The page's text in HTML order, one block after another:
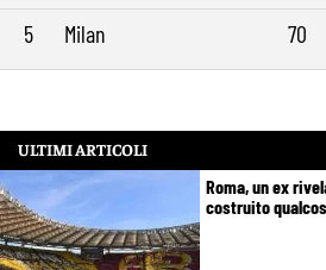
5
Milan 70
ULTIMI ARTICOLI
Roma, un ex
costruito